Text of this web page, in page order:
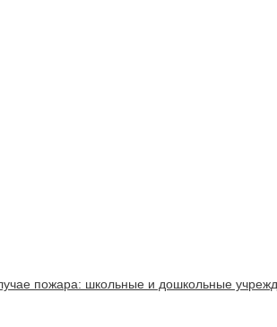
пожара: школьные и дошкольные